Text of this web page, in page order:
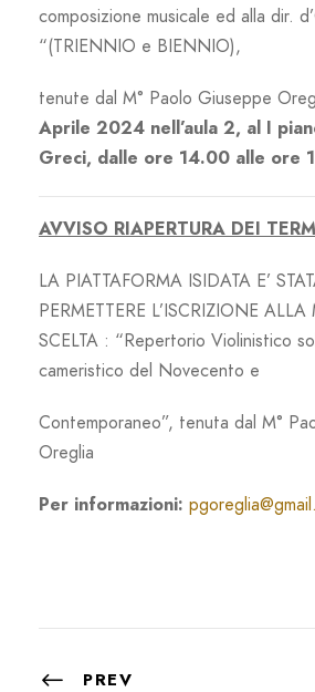
composizione musicale ed alla dir.
“(TRIENNIO e BIENNIO),
tenute dal M° Paolo Giuseppe
Aprile 2024 nell’aula 2, al I
Greci, dalle ore 14.00 alle ore
AVVISO RIAPERTURA DEI
LA PIATTAFORMA ISIDATA E’
PERMETTERE L’ISCRIZIONE
SCELTA : “Repertorio Violinistico
cameristico del Novecento e
Contemporaneo”, tenuta dal M°
Oreglia
Per informazioni:
PREV